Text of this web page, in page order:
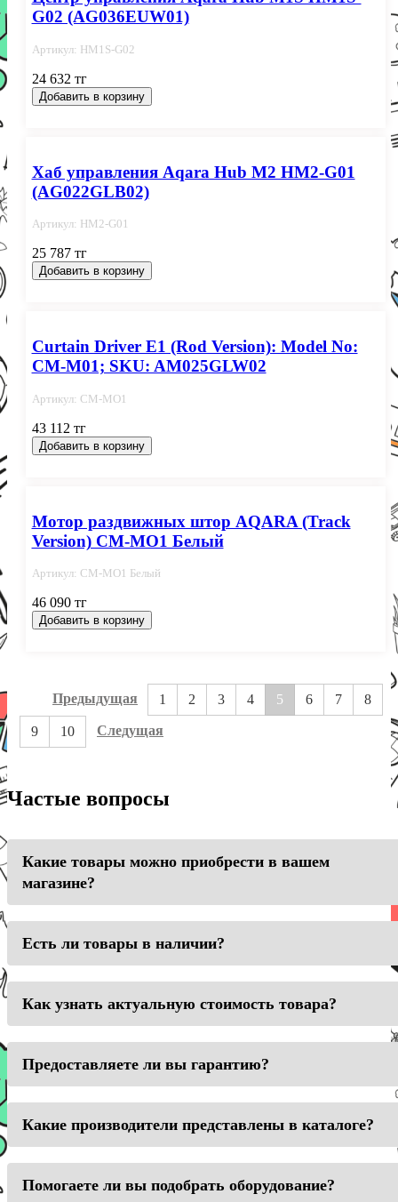
G02 (AG036EUW01)
Артикул: HM1S-G02
24 632 тг
Добавить в корзину
Хаб управления Aqara Hub M2 HM2-G01
(AG022GLB02)
Артикул: HM2-G01
25 787 тг
Добавить в корзину
Curtain Driver E1 (Rod Version): Model No:
CM-M01; SKU: AM025GLW02
Артикул: CM-MO1
43 112 тг
Добавить в корзину
Мотор раздвижных штор AQARA (Track
Version) CM-MО1 Белый
Артикул: CM-MО1 Белый
46 090 тг
Добавить в корзину
Предыдущая 1 2 3 4 5 6 7 8
9 10 Следущая
Частые вопросы
Какие товары можно приобрести в вашем
магазине?
Есть ли товары в наличии?
Как узнать актуальную стоимость товара?
Предоставляете ли вы гарантию?
Какие производители представлены в каталоге?
Помогаете ли вы подобрать оборудование?